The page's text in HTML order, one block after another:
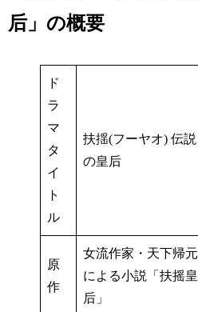
后」の概要
ド
ラ
マ
タ
イ
ト
ル
扶揺(フーヤオ) 伝説
の皇后
原
作
女流作家・天下帰元
による小説「扶摇皇
后」